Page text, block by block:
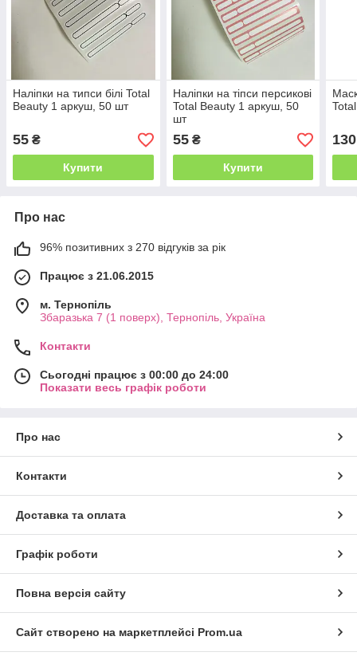
Наліпки на типси білі Total
Beauty 1 аркуш, 50 шт
55 ₴
Купити
Наліпки на тіпси персикові
Total Beauty 1 аркуш, 50
шт
55₴
Купити
130
Про нас
96% позитивних з 270 відгуків за рік
Працює з 21.06.2015
м. Тернопіль
Збаразька 7 (1 поверх), Тернопіль, Україна
Контакти
Сьогодні працює з 00:00 до 24:00
Показати весь графік роботи
Про нас
Контакти
Доставка та оплата
Графік роботи
Повна версія сайту
Сайт створено на маркетплейсі Prom.ua